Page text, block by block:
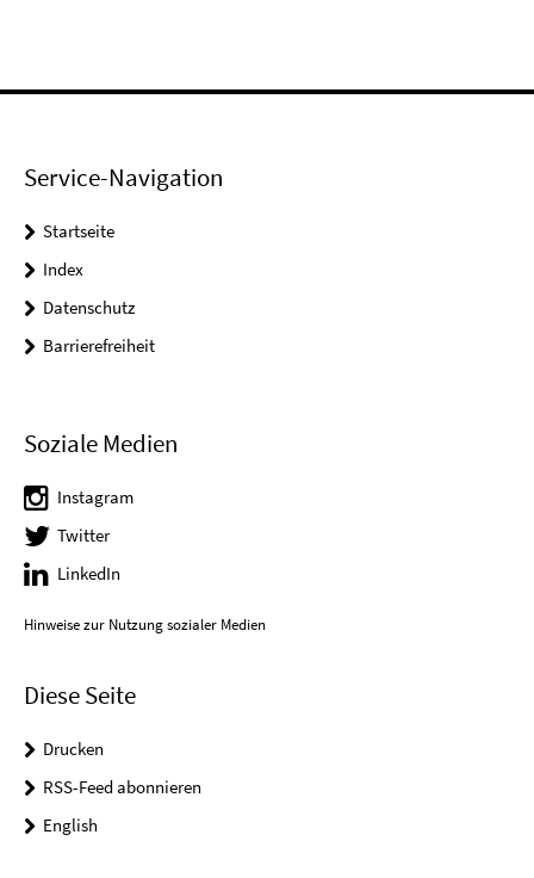
Service-Navigation
Startseite
Index
Datenschutz
Barrierefreiheit
Soziale Medien
Instagram
Twitter
LinkedIn
Hinweise zur Nutzung sozialer Medien
Diese Seite
Drucken
RSS-Feed abonnieren
English